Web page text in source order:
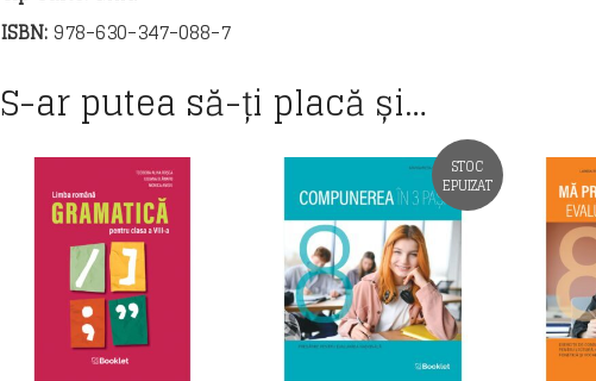
ISBN:978-630-347-088-7
S-ar putea să-ți placă și…
STOC
EPUIZAT